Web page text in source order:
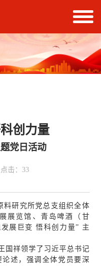
创力量
党日活动
击： 33
料研究所党总支组织全体
展览馆、青岛啤酒（甘
展巨变 悟科创力量” 主
国祥领学了习近平总书记
述，强调全体党员要深